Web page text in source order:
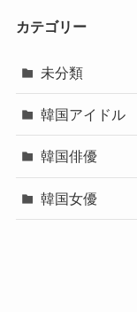
カテゴリー
未分類
韓国アイドル
韓国俳優
韓国女優